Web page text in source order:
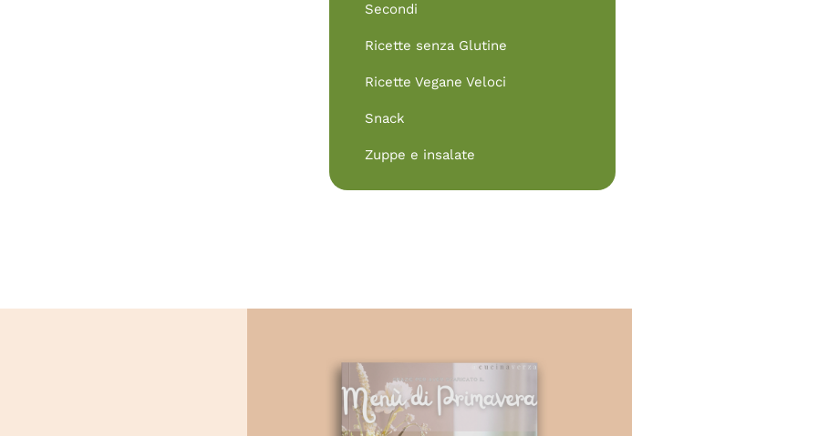
Secondi
Ricette senza Glutine
Ricette Vegane Veloci
Snack
Zuppe e insalate